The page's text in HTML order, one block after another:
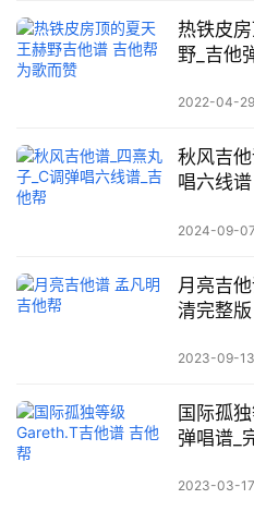
热铁皮
野_吉他
2022-04-29
秋风吉
唱六线谱
2024-09-07
月亮吉
清完整版
2023-09-13
国际孤
弹唱谱_
2023-03-17